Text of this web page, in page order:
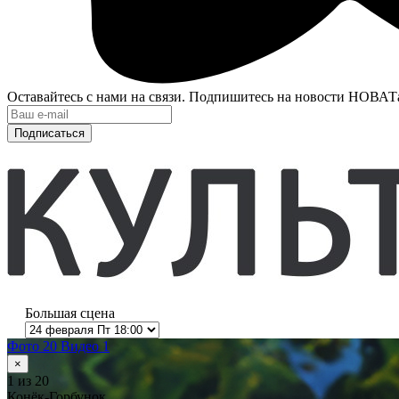
Оставайтесь с нами на связи. Подпишитесь на новости
Подписаться
Большая сцена
Фото 20 Видео 1
×
1 из 20